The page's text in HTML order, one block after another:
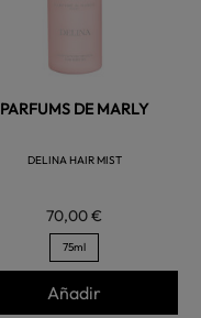
PARFUMS DE MARLY
DELINA HAIR MIST
70,00 €
75ml
Añadir